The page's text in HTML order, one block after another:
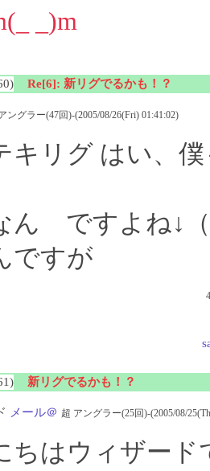
_)m
Re[6]: 新リグでるかも！？
ングラー(47回)-(2005/08/26(Fri) 01:41:02)
キリグ はい、
ん ですよね↓
ですが
新リグでるかも！？
メール＠ 超 アングラー(25回)-(2005/08/
ちはウィザード